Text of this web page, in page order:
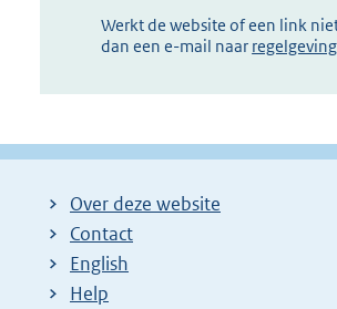
Werkt de website of een link
dan een e-mail naar
Over deze website
Contact
English
Help